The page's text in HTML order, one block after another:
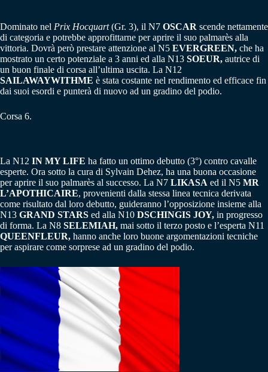
Dominato nel Prix Hocquart(Gr. 3), il N7 OSCAR scende nettamente
di categoria e potrebbe approfittarne per aprire il suo palmarès alla
vittoria. Dovrà però prestare attenzione al N5 EVERGREEN, che ha
mostrato un certo potenziale a 3 anni ed alla N13 SOEUR, autrice di
un buon finale di corsa all’ultima uscita. La N12
SAILAWAYWITHME è stata costante nel rendimento ed efficace fin
dai suoi esordi e punterà di nuovo ad un gradino del podio.
Corsa 6.
La N12 IN MY LIFE ha fatto un ottimo debutto (3°) contro cavalle
esperte. Ora sotto la cura di Sylvain Dehez, ha una buona occasione
per aprire il suo palmarès al successo. La N7 LIKASA ed il N5 MR
L’APOTHICAIRE, provenienti dalla stessa linea tecnica derivata
come risultato dal loro debutto, guideranno l’opposizione insieme alla
N13 GRAND STARS ed alla N10 DSCHINGIS JOY, in progresso
di forma. La N8 SELEMIAH, mai sotto il terzo posto e l’esperta N11
QUEENFLEUR, hanno anche loro buone argomentazioni tecniche
per aspirare come sorprese ad un gradino del podio.